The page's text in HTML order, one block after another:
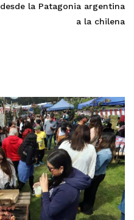
desde la Patagonia argentina
a la chilena